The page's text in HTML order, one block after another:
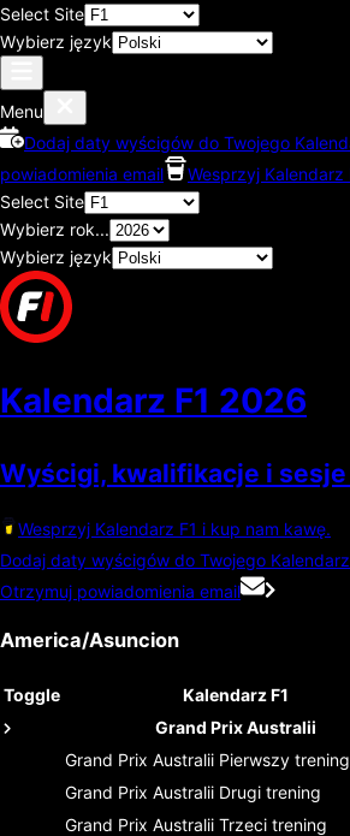
Select Site
Wybierz język
Menu
Dodaj daty wyścigów do Twojego
powiadomienia email
Wesprzyj Kalendarz
Select Site
Wybierz rok...
Wybierz język
Kalendarz F1 2026
Wyścigi, kwalifikacje i
Wesprzyj Kalendarz F1 i kup nam kawę.
Dodaj daty wyścigów do Twojego
Otrzymuj powiadomienia email
America/Asuncion
Toggle Kalendarz F1
Grand Prix Australii
Grand Prix Australii Pierwszy trening
Grand Prix Australii Drugi trening
Grand Prix Australii Trzeci trening